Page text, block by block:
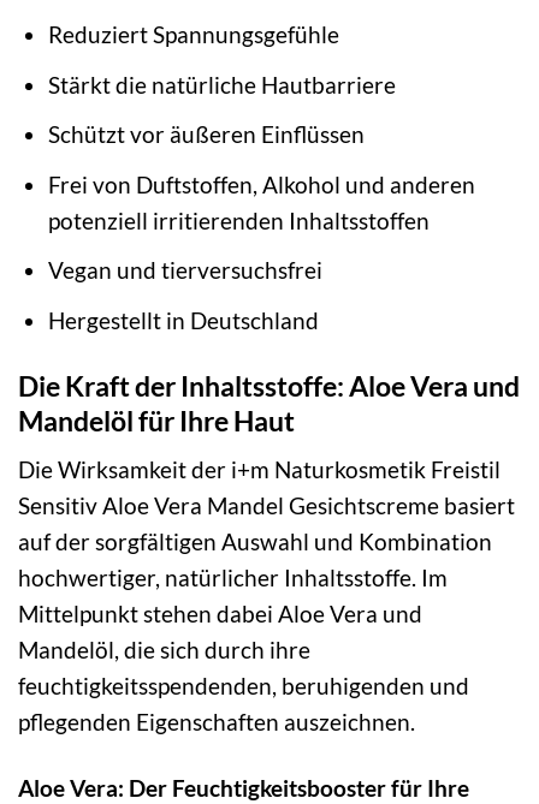
Reduziert Spannungsgefühle
Stärkt die natürliche Hautbarriere
Schützt vor äußeren Einflüssen
Frei von Duftstoffen, Alkohol und anderen
potenziell irritierenden Inhaltsstoffen
Vegan und tierversuchsfrei
Hergestellt in Deutschland
Die Kraft der Inhaltsstoffe: Aloe Vera und
Mandelöl für Ihre Haut
Die Wirksamkeit der i+m Naturkosmetik Freistil
Sensitiv Aloe Vera Mandel Gesichtscreme basiert
auf der sorgfältigen Auswahl und Kombination
hochwertiger, natürlicher Inhaltsstoffe. Im
Mittelpunkt stehen dabei Aloe Vera und
Mandelöl, die sich durch ihre
feuchtigkeitsspendenden, beruhigenden und
pflegenden Eigenschaften auszeichnen.
Aloe Vera: Der Feuchtigkeitsbooster für Ihre